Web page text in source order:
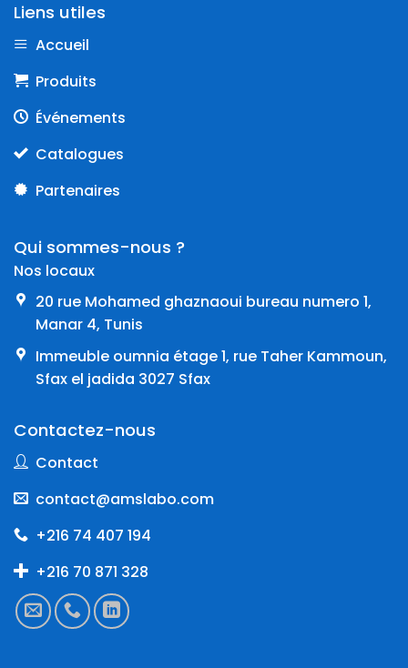
Liens utiles
Accueil
Produits
Événements
Catalogues
Partenaires
Qui sommes-nous ?
Nos locaux
20 rue Mohamed ghaznaoui bureau numero 1,
Manar 4, Tunis
Immeuble oumnia étage 1, rue Taher Kammoun,
Sfax el jadida 3027 Sfax
Contactez-nous
Contact
contact@amslabo.com
+216 74 407 194
+216 70 871 328